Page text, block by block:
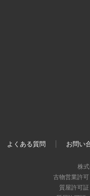
よくある質問 お問い
株
古物営業許
質屋許可